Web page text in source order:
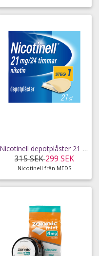
Nicotinell depotplåster 21 mg/24 timmar 21 st
315 SEK299 SEK
Nicotinell från MEDS